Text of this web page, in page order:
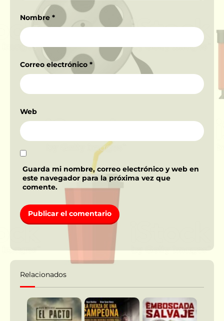
Nombre *
Correo electrónico *
Web
Guarda mi nombre, correo electrónico y web en
este navegador para la próxima vez que
comente.
Relacionados